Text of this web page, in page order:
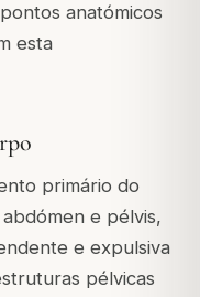
anatómicos
esta
primário do
e pélvis,
e expulsiva
pélvicas